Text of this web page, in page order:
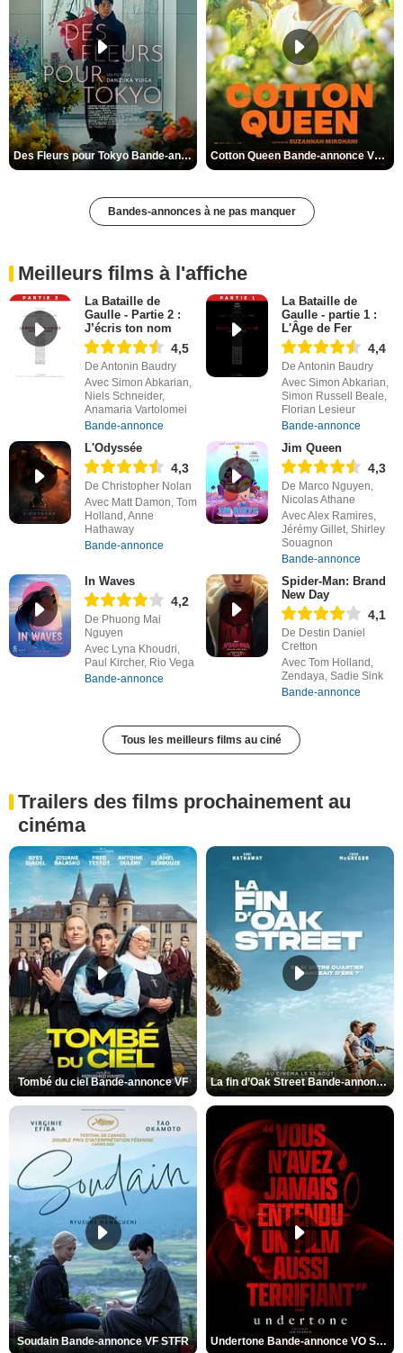
Des Fleurs pour Tokyo Bande-annonce VO STFR Cotton Queen Bande-annonce VO STFR
Bandes-annonces à ne pas manquer
Meilleurs films à l'affiche
La Bataille de
Gaulle - Partie 2 :
J’écris ton nom
4,5
De Antonin Baudry
Avec Simon Abkarian,
Niels Schneider,
Anamaria Vartolomei
Bande-annonce
La Bataille de
Gaulle - partie 1 :
L'Âge de Fer
4,4
De Antonin Baudry
Avec Simon Abkarian,
Simon Russell Beale,
Florian Lesieur
Bande-annonce
L'Odyssée
4,3
De Christopher Nolan
Avec Matt Damon, Tom
Holland, Anne
Hathaway
Bande-annonce
Jim Queen
4,3
De Marco Nguyen,
Nicolas Athane
Avec Alex Ramires,
Jérémy Gillet, Shirley
Souagnon
Bande-annonce
In Waves
4,2
De Phuong Mai
Nguyen
Avec Lyna Khoudri,
Paul Kircher, Rio Vega
Bande-annonce
Spider-Man: Brand
New Day
4,1
De Destin Daniel
Cretton
Avec Tom Holland,
Zendaya, Sadie Sink
Bande-annonce
Tous les meilleurs films au ciné
Trailers des films prochainement au
cinéma
Tombé du ciel Bande-annonce VF La fin d’Oak Street Bande-annonce VO STFR
Soudain Bande-annonce VF STFR Undertone Bande-annonce VO STFR